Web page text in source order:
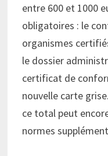
entre 600 et 1000
obligatoires : le
organismes
le dossier
certificat de
nouvelle carte
ce total peut
normes